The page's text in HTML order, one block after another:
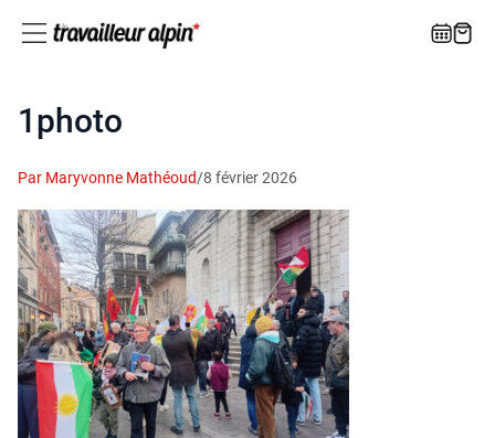
1photo
Par Maryvonne Mathéoud/8 février 2026